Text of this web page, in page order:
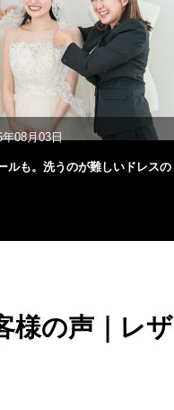
年08月03日
ルも。洗うのが難しいドレスの
様の声｜レザ